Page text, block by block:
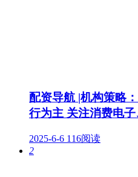
配资导航 |机构策略
行为主 关注消费电
2025-6-6 116阅读
2